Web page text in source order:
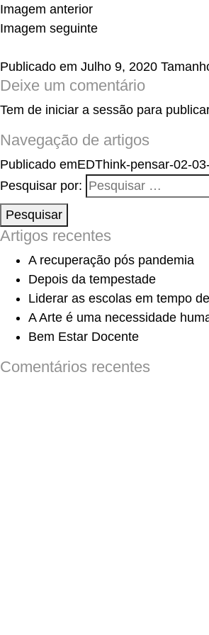
Imagem anterior
Imagem seguinte
Publicado em Julho 9, 2020
Deixe um comentário
Tem de iniciar a sessão para
Navegação de artigos
Publicado emEDThink-pensar-02-
Pesquisar por:
Pesquisar
Artigos recentes
A recuperação pós pandemia
Depois da tempestade
Liderar as escolas em tempo
A Arte é uma necessidade
Bem Estar Docente
Comentários recentes